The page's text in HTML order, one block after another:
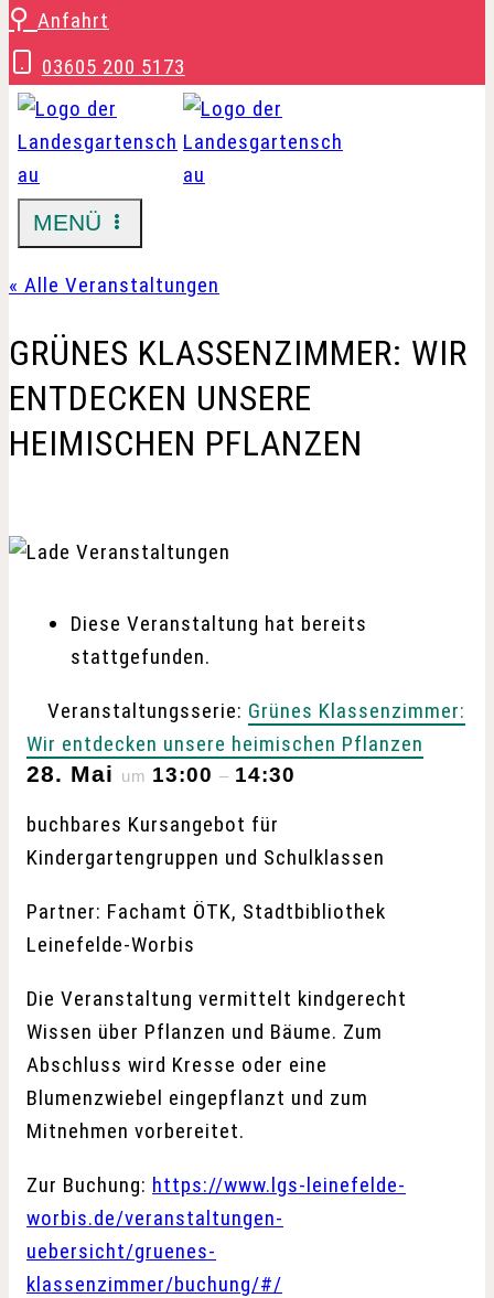
Zum
Inhalt
springen
⚲ Anfahrt
03605 200 5173
MENÜ
« Alle Veranstaltungen
GRÜNES KLASSENZIMMER: WIR
ENTDECKEN UNSERE
HEIMISCHEN PFLANZEN
Diese Veranstaltung hat bereits
stattgefunden.
Veranstaltungsserie: Grünes Klassenzimmer:
Wir entdecken unsere heimischen Pflanzen
28. Mai um 13:00 – 14:30
buchbares Kursangebot für
Kindergartengruppen und Schulklassen
Partner: Fachamt ÖTK, Stadtbibliothek
Leinefelde-Worbis
Die Veranstaltung vermittelt kindgerecht
Wissen über Pflanzen und Bäume. Zum
Abschluss wird Kresse oder eine
Blumenzwiebel eingepflanzt und zum
Mitnehmen vorbereitet.
Zur Buchung: https://www.lgs-leinefelde-
worbis.de/veranstaltungen-
uebersicht/gruenes-
klassenzimmer/buchung/#/